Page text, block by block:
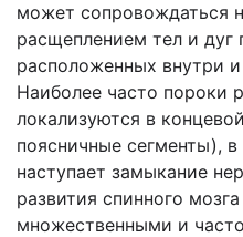
может сопровождаться
расщеплением тел и дуг
расположенных внутри
Наиболее часто пороки
локализуются в
поясничные сегменты),
наступает замыкание
развития спинного
множественными и